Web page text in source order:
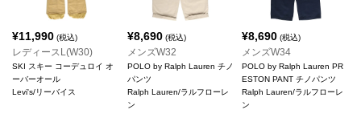
¥11,990 (税込)
レディースL(W30)
SKI スキー コーデュロイ オ
ーバーオール
Levi's/リーバイス
¥8,690(税込)
メンズW32
POLO by Ralph Lauren チノ
パンツ
Ralph Lauren/ラルフローレ
ン
¥8,690 (税込)
メンズW34
POLO by Ralph Lauren PR
ESTON PANT チノパンツ
Ralph Lauren/ラルフローレ
ン